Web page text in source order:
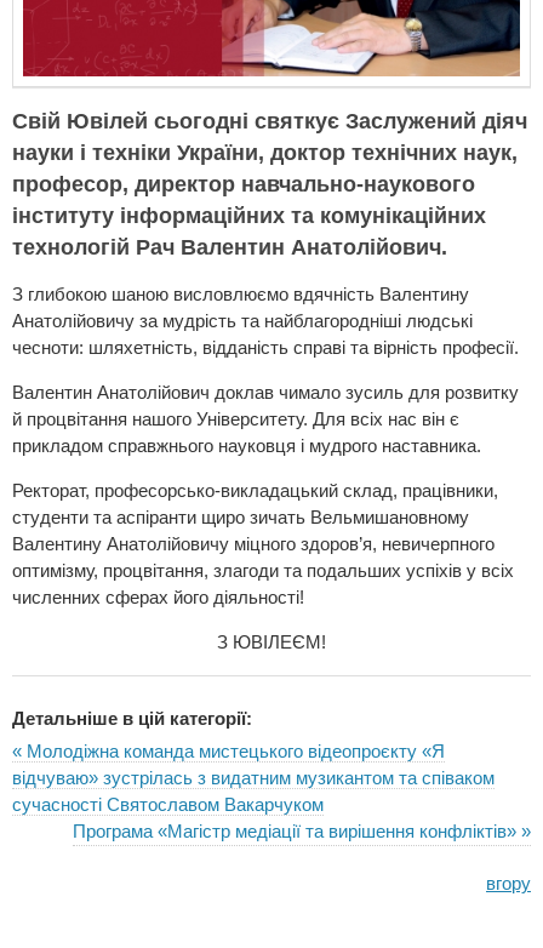
Свій Ювілей сьогодні святкує Заслужений діяч
науки і техніки України, доктор технічних наук,
професор, директор навчально-наукового
інституту інформаційних та комунікаційних
технологій Рач Валентин Анатолійович.
З глибокою шаною висловлюємо вдячність Валентину
Анатолійовичу за мудрість та найблагородніші людські
чесноти: шляхетність, відданість справі та вірність професії.
Валентин Анатолійович доклав чимало зусиль для розвитку
й процвітання нашого Університету. Для всіх нас він є
прикладом справжнього науковця і мудрого наставника.
Ректорат, професорсько-викладацький склад, працівники,
студенти та аспіранти щиро зичать Вельмишановному
Валентину Анатолійовичу міцного здоров’я, невичерпного
оптимізму, процвітання, злагоди та подальших успіхів у всіх
численних сферах його діяльності!
З ЮВІЛЕЄМ!
Детальніше в цій категорії:
« Молодіжна команда мистецького відеопроєкту «Я
відчуваю» зустрілась з видатним музикантом та співаком
сучасності Святославом Вакарчуком
Програма «Магістр медіації та вирішення конфліктів» »
вгору